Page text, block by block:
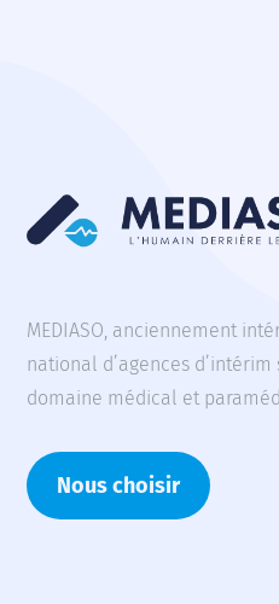
MEDIASO, anciennement
national d’agences
domaine médical et
Nous choisir